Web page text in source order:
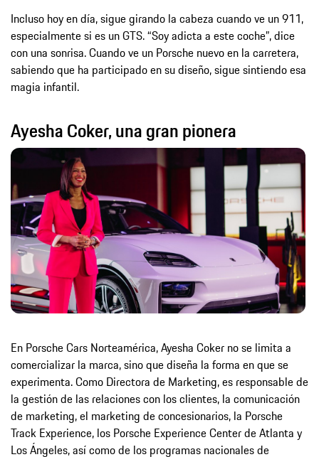
Incluso hoy en día, sigue girando la cabeza cuando ve un 911,
especialmente si es un GTS. “Soy adicta a este coche”, dice
con una sonrisa. Cuando ve un Porsche nuevo en la carretera,
sabiendo que ha participado en su diseño, sigue sintiendo esa
magia infantil.
Ayesha Coker, una gran pionera
En Porsche Cars Norteamérica, Ayesha Coker no se limita a
comercializar la marca, sino que diseña la forma en que se
experimenta. Como Directora de Marketing, es responsable de
la gestión de las relaciones con los clientes, la comunicación
de marketing, el marketing de concesionarios, la Porsche
Track Experience, los Porsche Experience Center de Atlanta y
Los Ángeles, así como de los programas nacionales de